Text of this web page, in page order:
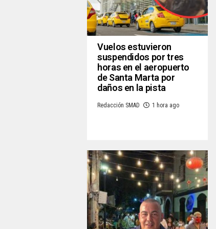
Vuelos estuvieron
suspendidos por tres
horas en el aeropuerto
de Santa Marta por
daños en la pista
Redacción SMAD 1 hora ago